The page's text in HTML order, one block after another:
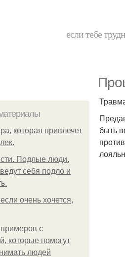
если тебе
которая привлечет
Подлые люди.
себя подло и
очень хочется,
с
которые помогут
людей
быть